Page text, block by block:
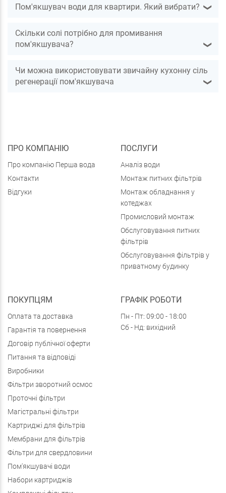
Пом'якшувач води для квартири. Який вибрати? ❯
Скільки солі потрібно для промивання
пом'якшувача?
❯
Чи можна використовувати звичайну кухонну сіль
регенерації пом'якшувача
❯
ПРО КОМПАНІЮ
Про компанію Перша вода
Контакти
Відгуки
ПОСЛУГИ
Аналіз води
Монтаж питних фільтрів
Монтаж обладнання у
котеджах
Промисловий монтаж
Обслуговування питних
фільтрів
Обслуговування фільтрів у
приватному будинку
ПОКУПЦЯМ
Оплата та доставка
Гарантія та повернення
Договір публічної оферти
Питання та відповіді
Виробники
Фільтри зворотний осмос
Проточні фільтри
Магістральні фільтри
Картриджі для фільтрів
Мембрани для фільтрів
Фільтри для свердловини
Пом'якшувачі води
Набори картриджів
ГРАФІК РОБОТИ
Пн - Пт: 09:00 - 18:00
Сб - Нд: вихідний